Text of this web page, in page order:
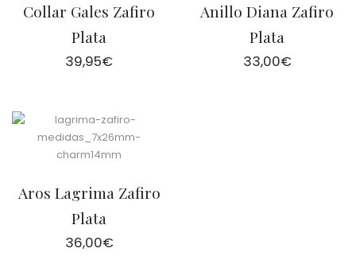
Collar Gales Zafiro
Plata
39,95€
Anillo Diana Zafiro
Plata
33,00€
Aros Lagrima Zafiro
Plata
36,00€